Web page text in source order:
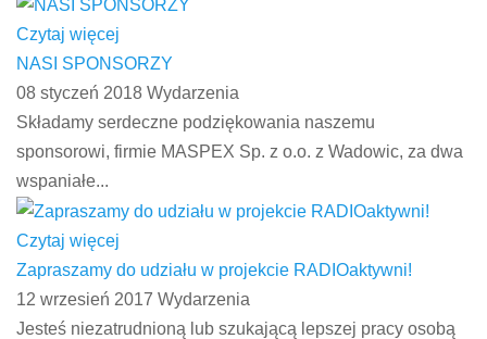
Czytaj więcej
NASI SPONSORZY
08 styczeń 2018 Wydarzenia
Składamy serdeczne podziękowania naszemu
sponsorowi, firmie MASPEX Sp. z o.o. z Wadowic, za dwa
wspaniałe...
Czytaj więcej
Zapraszamy do udziału w projekcie RADIOaktywni!
12 wrzesień 2017 Wydarzenia
Jesteś niezatrudnioną lub szukającą lepszej pracy osobą